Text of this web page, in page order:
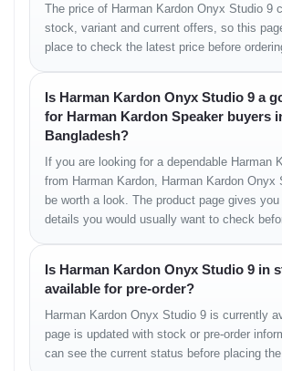
Product type: Wireless Bluetooth home speaker
Rated output power: 50 W RMS
Power supply: 100–240 V AC, 50/60 Hz
Woofer: 1 × 120 mm
Tweeter: 3 × 20 mm
Frequency response: 50 Hz – 20 kHz (-6 dB)
Signal-to-noise ratio: > 80 dB
Bluetooth version: 5.3
Bluetooth profiles: A2DP 1.4, AVRCP 1.6
Bluetooth frequency range: 2400 MHz – 2483.5
Bluetooth transmitter power: ≤ 12 dBm (EIRP)
Bluetooth modulation: GFSK, π/4 DQPSK,
USB port: Type-C
USB output: 5 V / 2.1 A (Max)
Supported file format: MP3
Battery type: Li-ion 17.14 Wh
Battery capacity: 4722 mAh
Battery charge time: 4 hours
Music play time: Up to 8 hours
Product dimensions: 289.2 × 287.5 × 130 mm
Packaging dimensions: 312 × 322 × 172 mm
The price of Harman Kardon Onyx Studio 9
stock, variant and current offers, so this
place to check the latest price before
Is Harman Kardon Onyx Studio 9 a
for Harman Kardon Speaker buyers
Bangladesh?
If you are looking for a dependable Harman
from Harman Kardon, Harman Kardon Onyx
be worth a look. The product page gives
details you would usually want to check
Is Harman Kardon Onyx Studio 9 in
available for pre-order?
Harman Kardon Onyx Studio 9 is currently
page is updated with stock or pre-order
can see the current status before placing the